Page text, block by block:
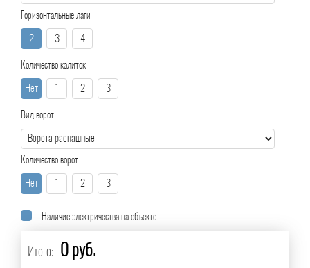
Горизонтальные лаги
2 3 4
Количество калиток
Нет 2 3
Вид ворот
Количество ворот
Нет 2 3
Наличие электричества на объекте
Итого: 0 руб.